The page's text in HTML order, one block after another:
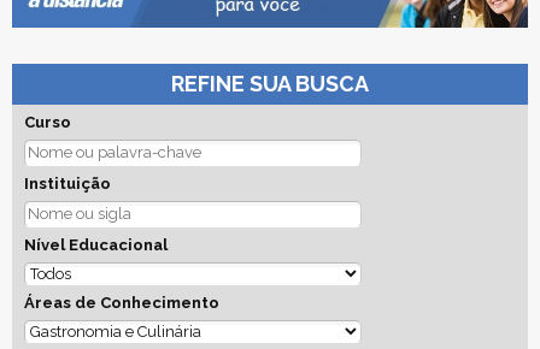
REFINE SUA BUSCA
Curso
Instituição
Nível Educacional
Áreas de Conhecimento